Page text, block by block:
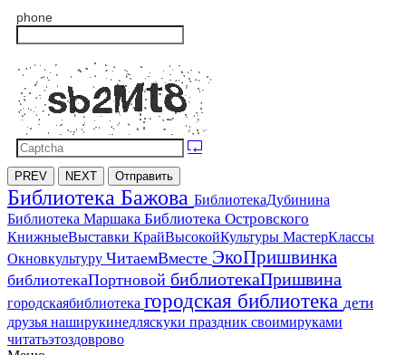
phone
PREV NEXT Отправить
Библиотека Бажова БиблиотекаДубинина
Библиотека Маршака Библиотека Островского
КнижныеВыставки КрайВысокойКультуры МастерКлассы
Окновкультуру ЧитаемВместе ЭкоПришвинка
библиотекаПортновой библиотекаПришвина
городскаябиблиотека городская библиотека дети
друзья наширукинедляскуки праздник своимируками
читатьэтоздоврово